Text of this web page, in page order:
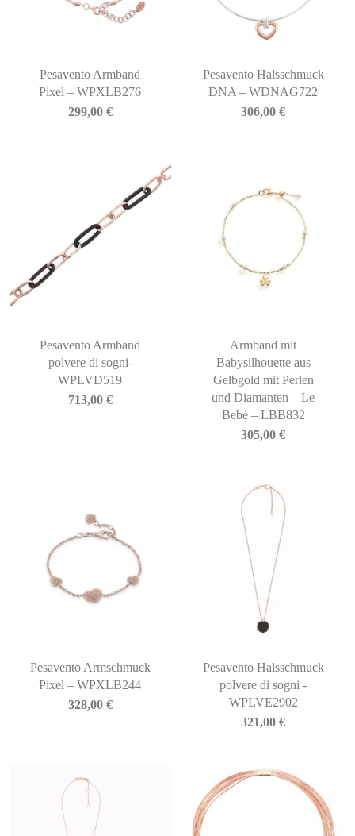
Pesavento Armband
Pixel – WPXLB276
299,00 €
Pesavento Halsschmuck
DNA – WDNAG722
306,00€
Pesavento Armband
polvere di sogni-
WPLVD519
713,00 €
Armband mit
Babysilhouette aus
Gelbgold mit Perlen
und Diamanten – Le
Bebé – LBB832
305,00€
Pesavento Armschmuck
Pixel – WPXLB244
328,00 €
Pesavento Halsschmuck
polvere di sogni -
WPLVE2902
321,00€